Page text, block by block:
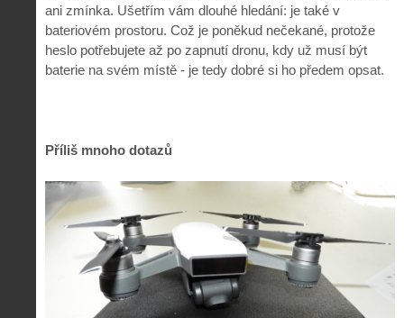
ani zmínka. Ušetřím vám dlouhé hledání: je také v
bateriovém prostoru. Což je poněkud nečekané, protože
heslo potřebujete až po zapnutí dronu, kdy už musí být
baterie na svém místě - je tedy dobré si ho předem opsat.
Příliš mnoho dotazů